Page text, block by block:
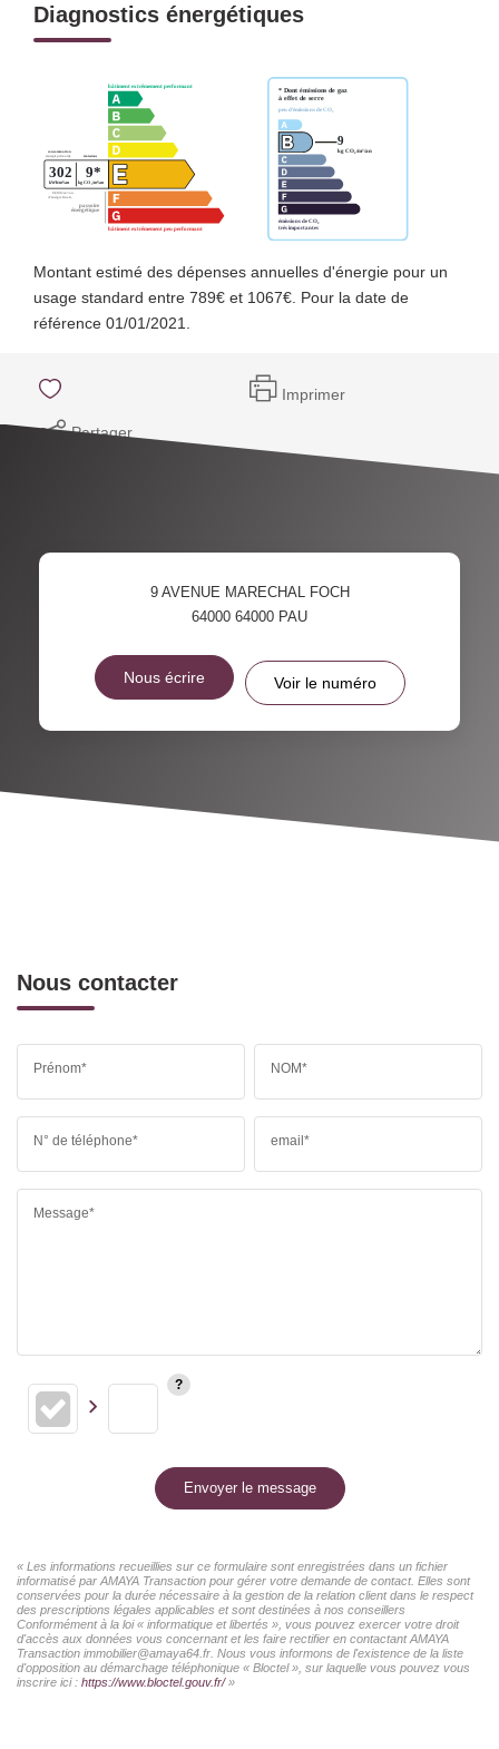
Diagnostics énergétiques
Montant estimé des dépenses annuelles d'énergie pour un
usage standard entre 789€ et 1067€. Pour la date de
référence 01/01/2021.
Imprimer
Partager
9 AVENUE MARECHAL FOCH
64000 64000 PAU
Nous écrire Voir le numéro
Nous contacter
Prénom* NOM*
N° de téléphone* email*
Message*
Envoyer le message
« Les informations recueillies sur ce formulaire sont enregistrées dans un fichier
informatisé par AMAYA Transaction pour gérer votre demande de contact. Elles sont
conservées pour la durée nécessaire à la gestion de la relation client dans le respect
des prescriptions légales applicables et sont destinées à nos conseillers
Conformément à la loi « informatique et libertés », vous pouvez exercer votre droit
d'accès aux données vous concernant et les faire rectifier en contactant AMAYA
Transaction immobilier@amaya64.fr. Nous vous informons de l'existence de la liste
d'opposition au démarchage téléphonique « Bloctel », sur laquelle vous pouvez vous
inscrire ici : https://www.bloctel.gouv.fr/»